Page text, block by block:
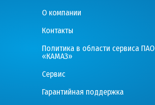
О компании
Контакты
Политика в области сервиса ПАО
«КАМАЗ»
Сервис
Гарантийная поддержка